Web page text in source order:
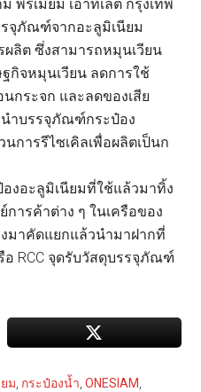
พรีเมี่ยม เอาท์เล็ต กรุงเทพ
รจุภัณฑ์จากอะลูมิเนียม
ผลิต ซึ่งสามารถหมุนเวียน
กิจหมุนเวียน ลดการใช้
กระจก และลดของเสีย
นำบรรจุภัณฑ์กระป๋อง
การรีไซเคิลเพื่อผลิตเป็นก
งอะลูมิเนียมที่ใช้แล้วมาทิ้ง
ารค้าต่าง ๆ ในเครือของ
มาคัดแยกแล้วนำมาฝากที่
อ RCC จุดรับวัสดุบรรจุภัณฑ์
ม, กระป๋องน้ำ,ONESIAM,